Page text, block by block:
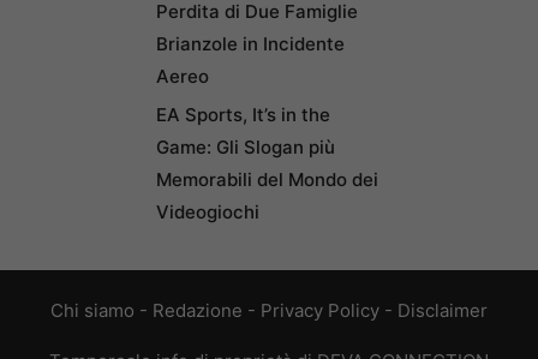
Perdita di Due Famiglie
Brianzole in Incidente
Aereo
EA Sports, It’s in the
Game: Gli Slogan più
Memorabili del Mondo dei
Videogiochi
Chi siamo - Redazione - Privacy Policy - Disclaimer